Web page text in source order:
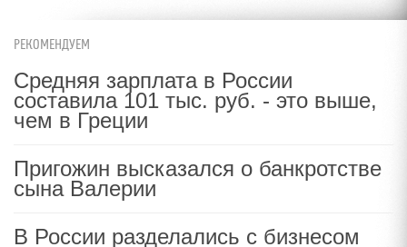
РЕКОМЕНДУЕМ
Средняя зарплата в России
составила 101 тыс. руб. - это выше,
чем в Греции
Пригожин высказался о банкротстве
сына Валерии
В России разделались с бизнесом